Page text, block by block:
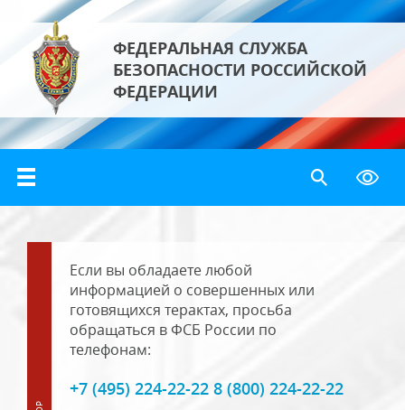
ФЕДЕРАЛЬНАЯ СЛУЖБА
БЕЗОПАСНОСТИ РОССИЙСКОЙ
ФЕДЕРАЦИИ
Если вы обладаете любой
информацией о совершенных или
готовящихся терактах, просьба
обращаться в ФСБ России по
телефонам:
+7 (495) 224-22-22 8 (800) 224-22-22